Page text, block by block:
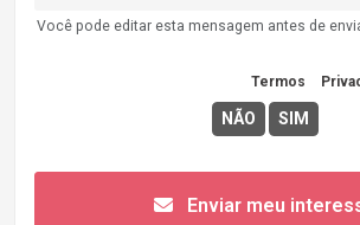
Você pode editar esta mensagem antes de
Termos
Enviar meu